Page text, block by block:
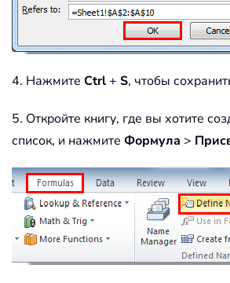
4. Нажмите Ctrl+ S, чтобы
5. Откройте книгу, где вы хотите
список, и нажмите Формула >